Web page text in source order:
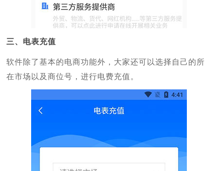
三、电表充值
软件除了基本的电商功能外，大家还可以选择自己的所
在市场以及商位号，进行电费充值。